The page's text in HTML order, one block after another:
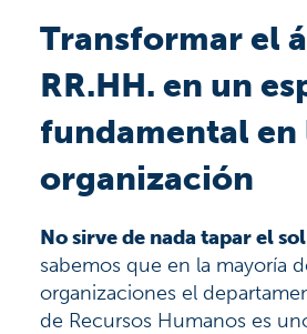
Transformar el
RR.HH. en un
fundamental en
organización
No sirve de nada tapar el
sabemos que en la mayoría
organizaciones el
de Recursos Humanos es